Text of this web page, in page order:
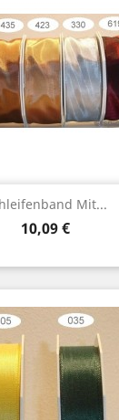
Mit...
Preis
10,09 €